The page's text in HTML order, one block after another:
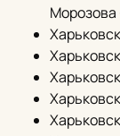
Морозова